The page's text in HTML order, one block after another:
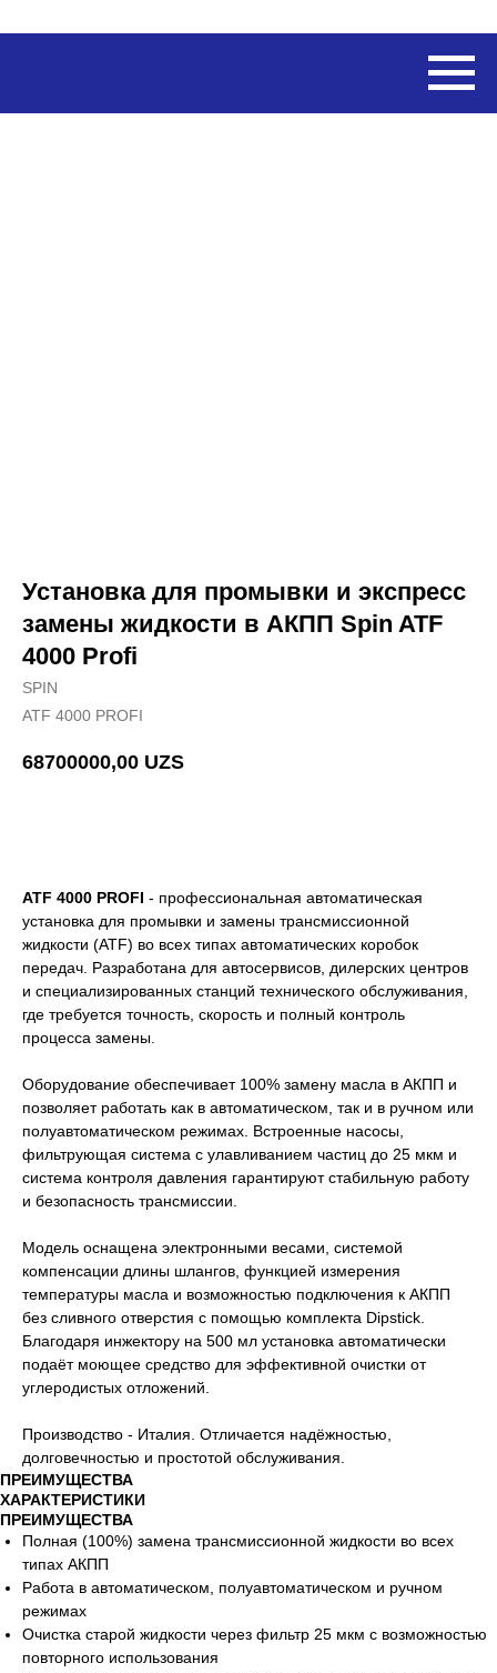
Установка для промывки и экспресс
замены жидкости в АКПП Spin ATF
4000 Profi
SPIN
ATF 4000 PROFI
68700000,00 UZS
ATF 4000 PROFI - профессиональная автоматическая
установка для промывки и замены трансмиссионной
жидкости (ATF) во всех типах автоматических коробок
передач. Разработана для автосервисов, дилерских центров
и специализированных станций технического обслуживания,
где требуется точность, скорость и полный контроль
процесса замены.
Оборудование обеспечивает 100% замену масла в АКПП и
позволяет работать как в автоматическом, так и в ручном или
полуавтоматическом режимах. Встроенные насосы,
фильтрующая система с улавливанием частиц до 25 мкм и
система контроля давления гарантируют стабильную работу
и безопасность трансмиссии.
Модель оснащена электронными весами, системой
компенсации длины шлангов, функцией измерения
температуры масла и возможностью подключения к АКПП
без сливного отверстия с помощью комплекта Dipstick.
Благодаря инжектору на 500 мл установка автоматически
подаёт моющее средство для эффективной очистки от
углеродистых отложений.
Производство - Италия. Отличается надёжностью,
долговечностью и простотой обслуживания.
ПРЕИМУЩЕСТВА
ХАРАКТЕРИСТИКИ
ПРЕИМУЩЕСТВА
Полная (100%) замена трансмиссионной жидкости во всех
типах АКПП
Работа в автоматическом, полуавтоматическом и ручном
режимах
Очистка старой жидкости через фильтр 25 мкм с возможностью
повторного использования